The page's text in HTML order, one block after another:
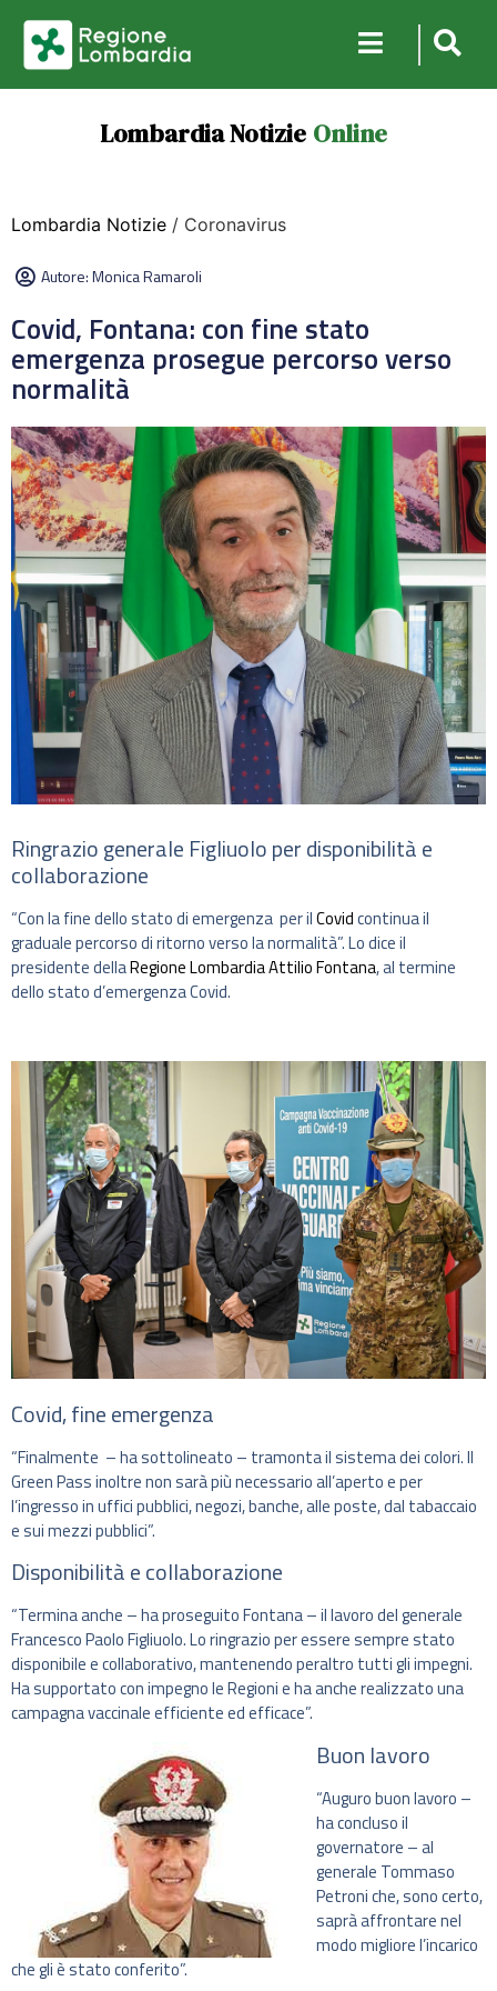
Lombardia Notizie Online
Lombardia Notizie / Coronavirus
Autore:Monica Ramaroli
Covid, Fontana: con fine stato
emergenza prosegue percorso verso
normalità
Ringrazio generale Figliuolo per disponibilità e
collaborazione
“Con la fine dello stato di emergenza per ilCovidcontinua il
graduale percorso di ritorno verso la normalità”. Lo dice il
presidente dellaRegione LombardiaAttilio Fontana, al termine
dello stato d’emergenza Covid.
Covid, fine emergenza
“Finalmente – ha sottolineato – tramonta il sistema dei colori. Il
Green Pass inoltre non sarà più necessario all’aperto e per
l’ingresso in uffici pubblici, negozi, banche, alle poste, dal tabaccaio
e sui mezzi pubblici”.
Disponibilità e collaborazione
“Termina anche – ha proseguito Fontana – il lavoro del generale
Francesco Paolo Figliuolo. Lo ringrazio per essere sempre stato
disponibile e collaborativo, mantenendo peraltro tutti gli impegni.
Ha supportato con impegno le Regioni e ha anche realizzato una
campagna vaccinale efficiente ed efficace”.
Buon lavoro
“Auguro buon lavoro –
ha concluso il
governatore – al
generale Tommaso
Petroni che, sono certo,
saprà affrontare nel
modo migliore l’incarico
che gli è stato conferito”.